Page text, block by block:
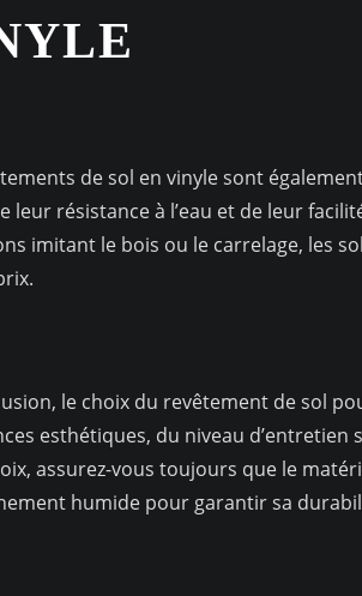
de sol en vinyle sont
leur résistance à l’eau et de leur
imitant le bois ou le carrelage, les
le choix du revêtement de sol
esthétiques, du niveau
assurez-vous toujours que le
humide pour garantir sa